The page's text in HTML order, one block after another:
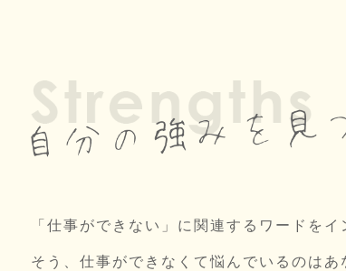
「仕事ができない」に関連するワードを
そう、仕事ができなくて悩んでいるのはあ